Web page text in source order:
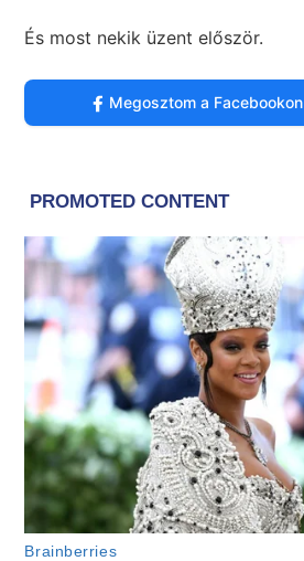
És most nekik üzent először.
Megosztom a Facebookon